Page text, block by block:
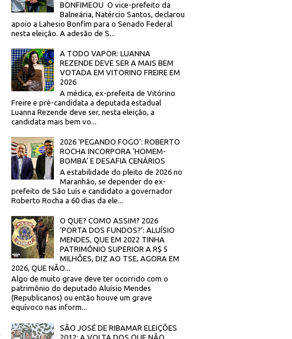
BONFIMEOU O vice-prefeito da
Balneária, Natércio Santos, declarou
apoio a Lahesio Bonfim para o Senado Federal
nesta eleição. A adesão de S...
A TODO VAPOR: LUANNA
REZENDE DEVE SER A MAIS BEM
VOTADA EM VITORINO FREIRE EM
2026
A médica, ex-prefeita de Vitórino
Freire e pré-candidata a deputada estadual
Luanna Rezende deve ser, nesta eleição, a
candidata mais bem vo...
2026 ‘PEGANDO FOGO’: ROBERTO
ROCHA INCORPORA ‘HOMEM-
BOMBA’ E DESAFIA CENÁRIOS
A estabilidade do pleito de 2026 no
Maranhão, se depender do ex-
prefeito de São Luís e candidato a governador
Roberto Rocha a 60 dias da ele...
O QUE? COMO ASSIM? 2026
‘PORTA DOS FUNDOS?’: ALUÍSIO
MENDES, QUE EM 2022 TINHA
PATRIMÔNIO SUPERIOR A R$ 5
MILHÕES, DIZ AO TSE, AGORA EM
2026, QUE NÃO...
Algo de muito grave deve ter ocorrido com o
patrimônio do deputado Aluísio Mendes
(Republicanos) ou então houve um grave
equívoco nas inform...
SÃO JOSÉ DE RIBAMAR ELEIÇÕES
2012: A VOLTA DOS QUE NÃO